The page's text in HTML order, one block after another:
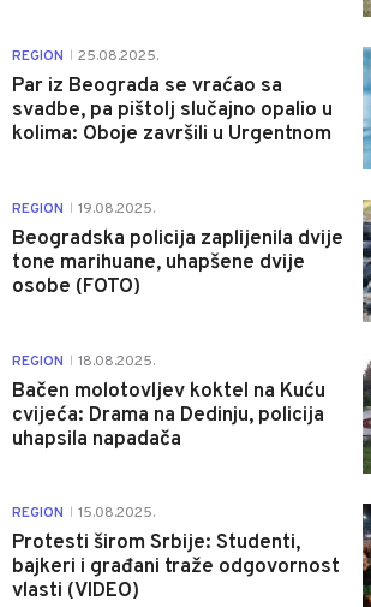
REGION 25.08.2025.
Par iz Beograda se vraćao sa
svadbe, pa pištolj slučajno opalio u
kolima: Oboje završili u Urgentnom
REGION 19.08.2025.
Beogradska policija zaplijenila dvije
tone marihuane, uhapšene dvije
osobe (FOTO)
REGION 18.08.2025.
Bačen molotovljev koktel na Kuću
cvijeća: Drama na Dedinju, policija
uhapsila napadača
REGION 15.08.2025.
Protesti širom Srbije: Studenti,
bajkeri i građani traže odgovornost
vlasti (VIDEO)